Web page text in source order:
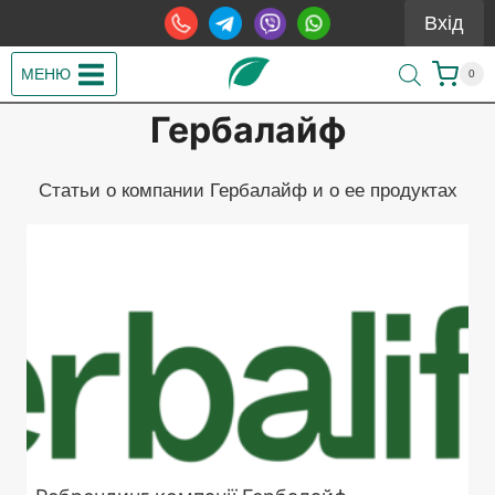
до
вмісту
Вхід
МЕНЮ 0
Гербалайф
Статьи о компании Гербалайф и о ее продуктах